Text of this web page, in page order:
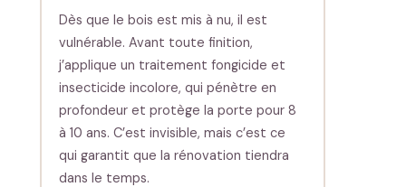
Dès que le bois est mis à nu, il est
vulnérable. Avant toute finition,
j’applique un traitement fongicide et
insecticide incolore, qui pénètre en
profondeur et protège la porte pour 8
à 10 ans. C’est invisible, mais c’est ce
qui garantit que la rénovation tiendra
dans le temps.